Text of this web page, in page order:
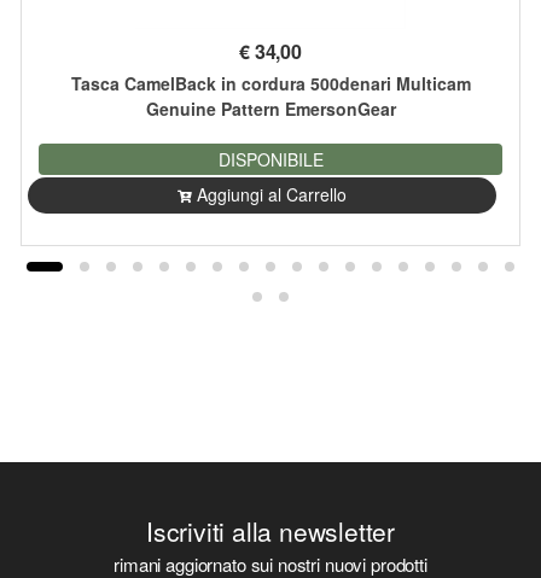
€34,00
Tasca CamelBack in cordura 500denari Multicam
Genuine Pattern EmersonGear
DISPONIBILE
Aggiungi al Carrello
Iscriviti alla newsletter
rimani aggiornato sui nostri nuovi prodotti